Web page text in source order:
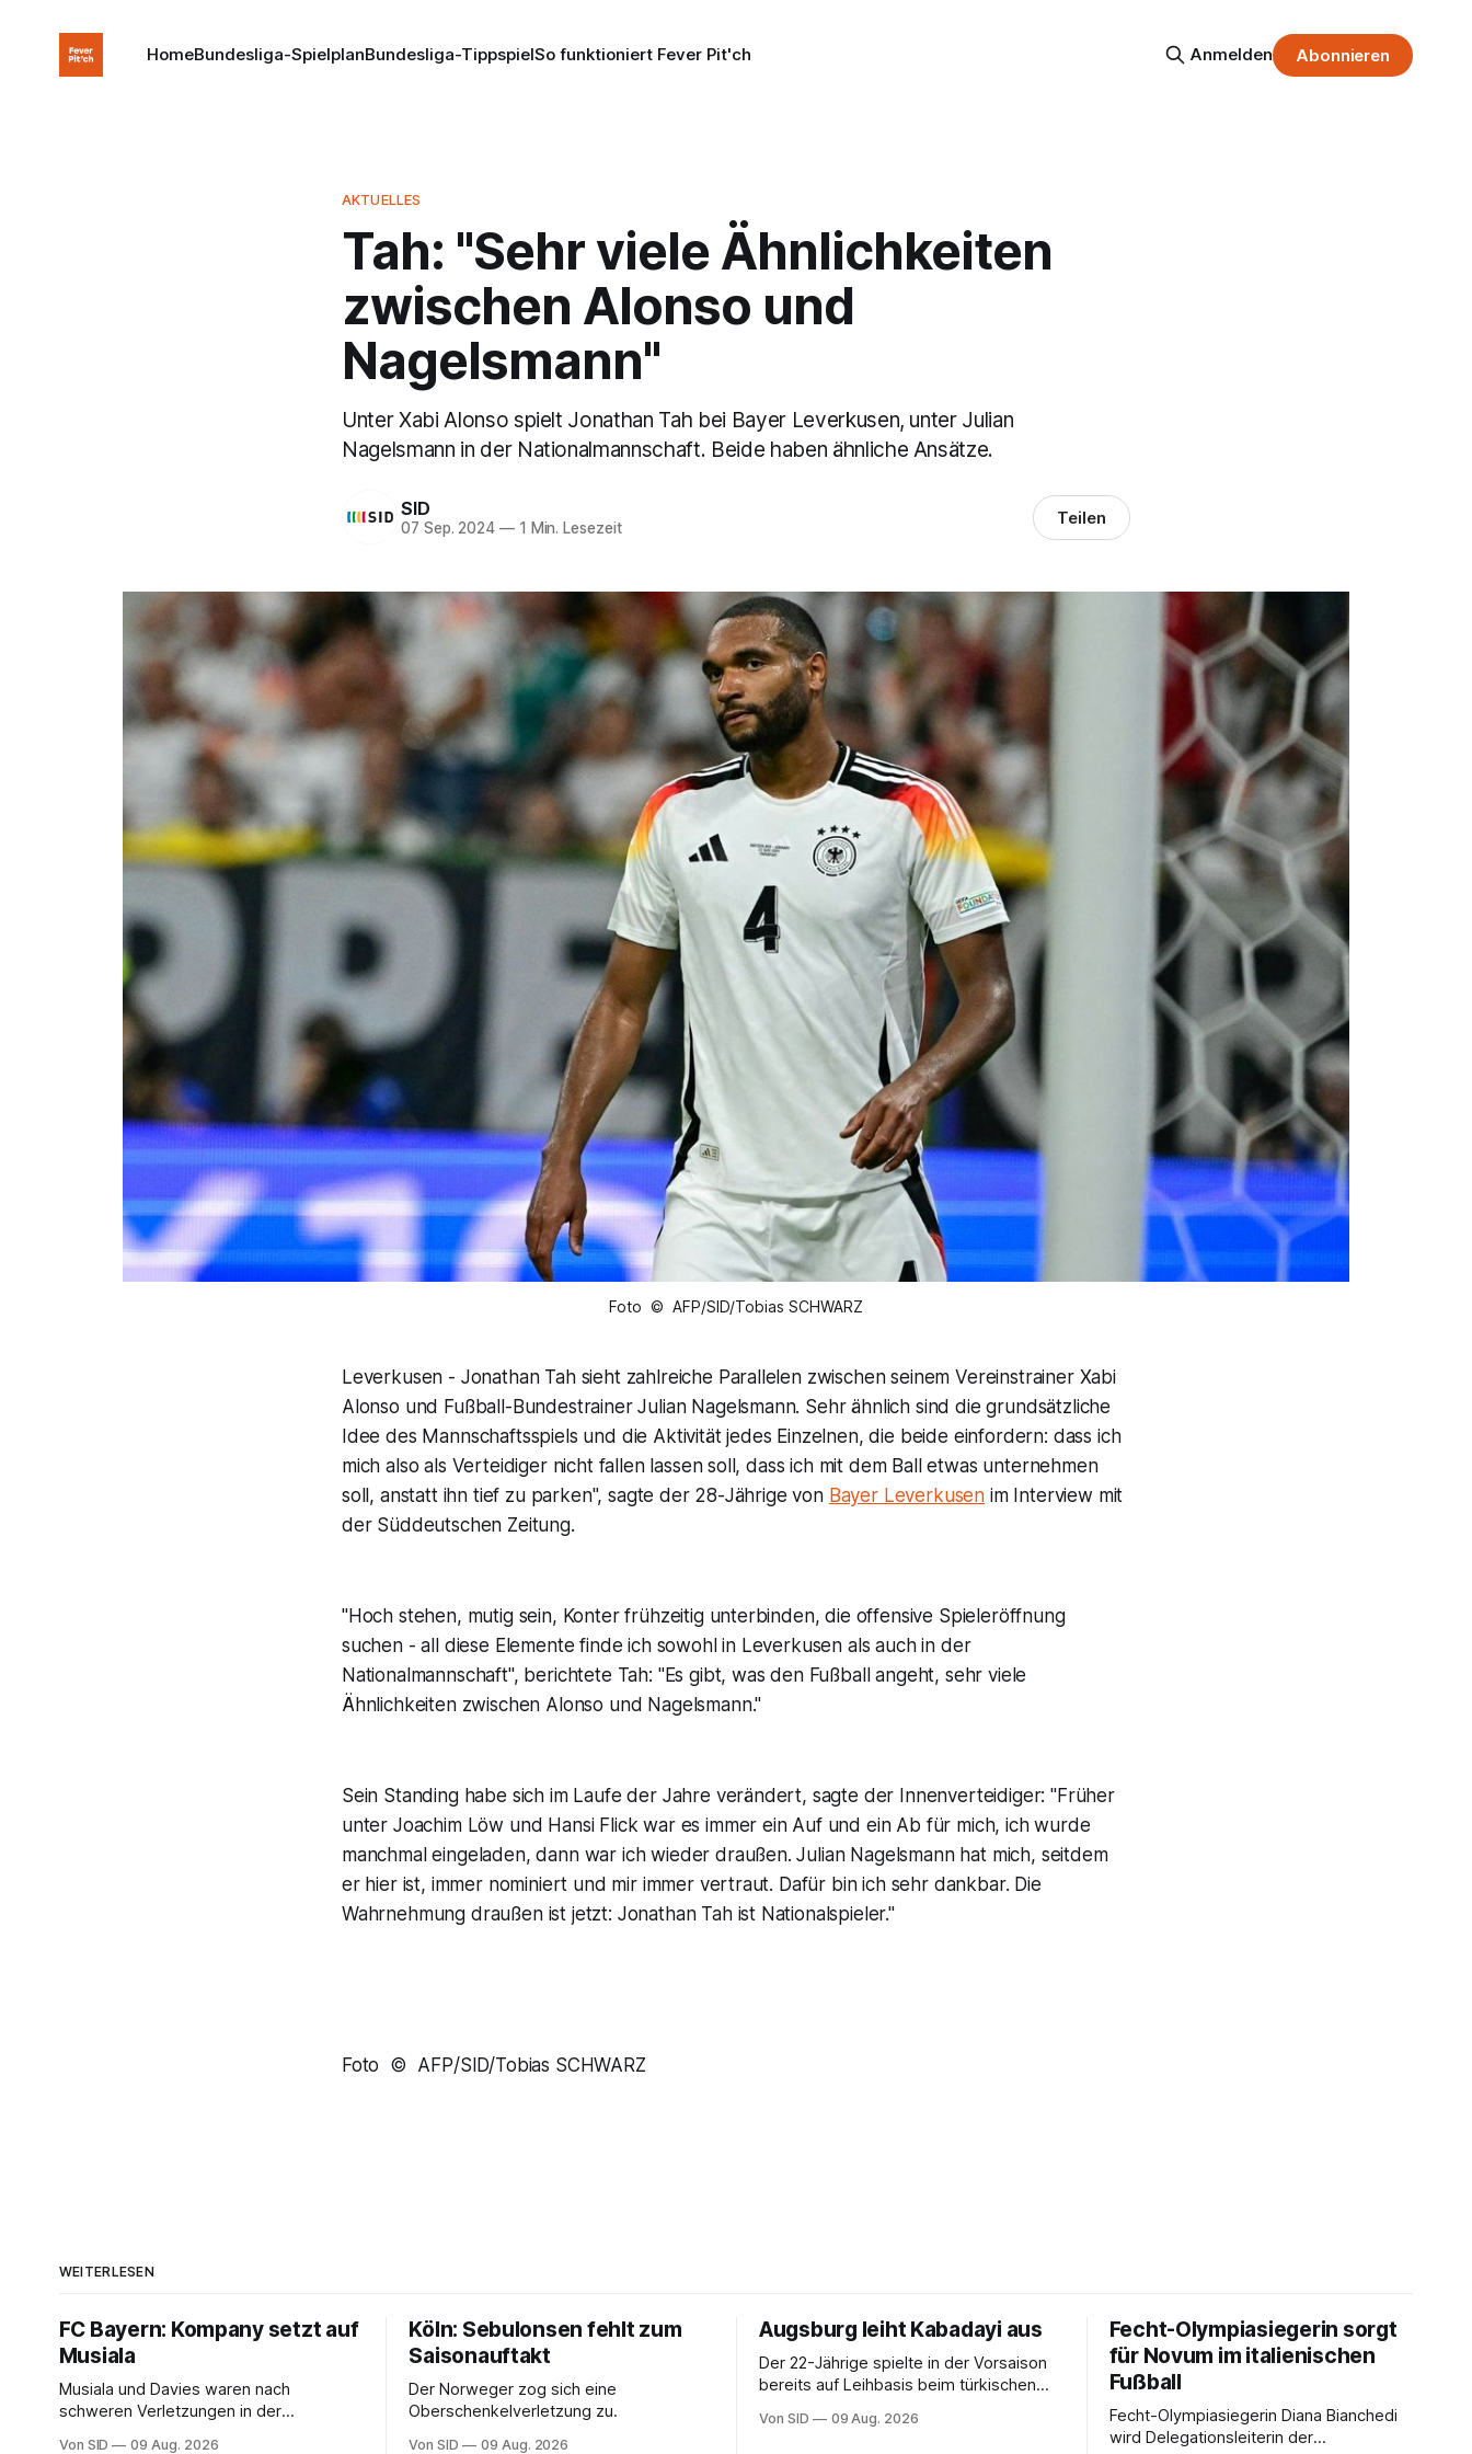
HomeBundesliga-SpielplanBundesliga-TippspielSo funktioniert Fever Pit'ch Anmelden Abonnieren
AKTUELLES
Tah: "Sehr viele Ähnlichkeiten
zwischen Alonso und
Nagelsmann"
Unter Xabi Alonso spielt Jonathan Tah bei Bayer Leverkusen, unter Julian
Nagelsmann in der Nationalmannschaft. Beide haben ähnliche Ansätze.
SID
07 Sep. 2024 —1 Min. Lesezeit Teilen
Foto © AFP/SID/Tobias SCHWARZ
Leverkusen - Jonathan Tah sieht zahlreiche Parallelen zwischen seinem Vereinstrainer Xabi
Alonso und Fußball-Bundestrainer Julian Nagelsmann. Sehr ähnlich sind die grundsätzliche
Idee des Mannschaftsspiels und die Aktivität jedes Einzelnen, die beide einfordern: dass ich
mich also als Verteidiger nicht fallen lassen soll, dass ich mit dem Ball etwas unternehmen
soll, anstatt ihn tief zu parken", sagte der 28-Jährige von Bayer Leverkusen im Interview mit
der Süddeutschen Zeitung.
"Hoch stehen, mutig sein, Konter frühzeitig unterbinden, die offensive Spieleröffnung
suchen - all diese Elemente finde ich sowohl in Leverkusen als auch in der
Nationalmannschaft", berichtete Tah: "Es gibt, was den Fußball angeht, sehr viele
Ähnlichkeiten zwischen Alonso und Nagelsmann."
Sein Standing habe sich im Laufe der Jahre verändert, sagte der Innenverteidiger: "Früher
unter Joachim Löw und Hansi Flick war es immer ein Auf und ein Ab für mich, ich wurde
manchmal eingeladen, dann war ich wieder draußen. Julian Nagelsmann hat mich, seitdem
er hier ist, immer nominiert und mir immer vertraut. Dafür bin ich sehr dankbar. Die
Wahrnehmung draußen ist jetzt: Jonathan Tah ist Nationalspieler."
Foto © AFP/SID/Tobias SCHWARZ
WEITERLESEN
FC Bayern: Kompany setzt auf
Musiala
Musiala und Davies waren nach
schweren Verletzungen in der
Von SID 09 Aug. 2026
Köln: Sebulonsen fehlt zum
Saisonauftakt
Der Norweger zog sich eine
Oberschenkelverletzung zu.
Von SID 09 Aug. 2026
Augsburg leiht Kabadayi aus
Der 22-Jährige spielte in der Vorsaison
bereits auf Leihbasis beim türkischen
Von SID 09 Aug. 2026
Fecht-Olympiasiegerin sorgt
für Novum im italienischen
Fußball
Fecht-Olympiasiegerin Diana Bianchedi
wird Delegationsleiterin der